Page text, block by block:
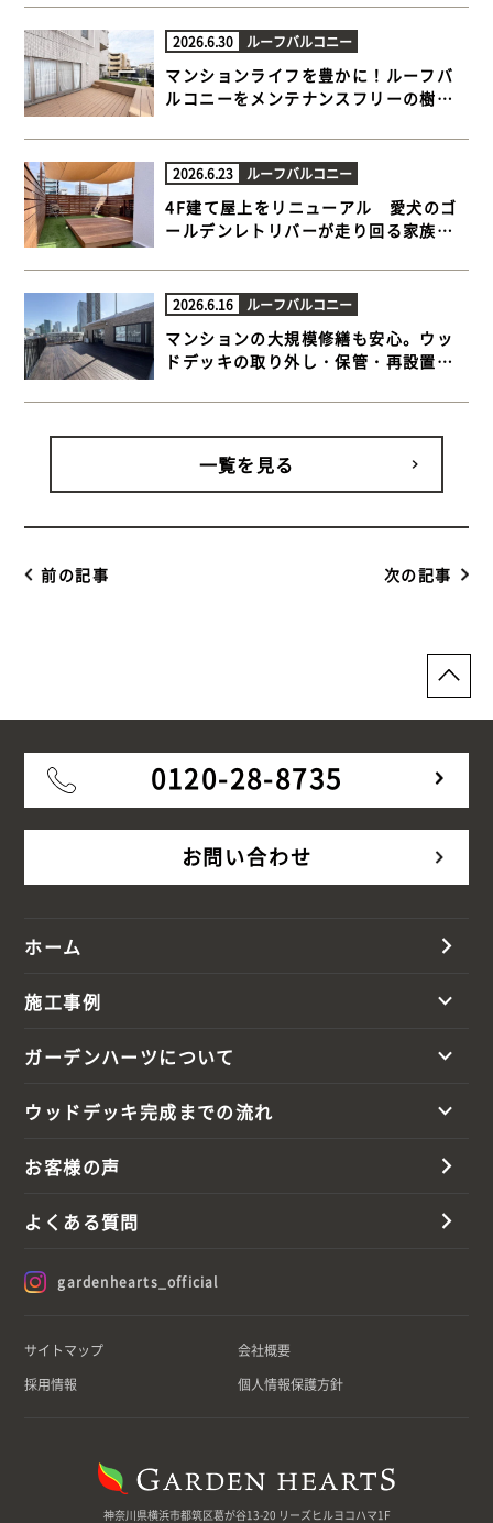
区 一戸建て屋上 樹脂木デッキ】
2026.6.30 ルーフバルコニー
マンションライフを豊かに！ルーフバ
ルコニーをメンテナンスフリーの樹脂
スに【目黒区 マンションルーフバルコ
ニー 樹脂木デッキ 】
2026.6.23 ルーフバルコニー
4F建て屋上をリニューアル 愛犬のゴ
ールデンレトリバーが走り回る家族だ
屋上 ウッドデッキ】
2026.6.16 ルーフバルコニー
マンションの大規模修繕も安心。ウッ
ドデッキの取り外し・保管・再設置ま
ンルーフバルコニー ウッドデッキ】
一覧を見る
前の記事 次の記事
0120-28-8735
お問い合わせ
ホーム
施工事例
ガーデンハーツについて
ウッドデッキ完成までの流れ
お客様の声
よくある質問
gardenhearts_official
サイトマップ
会社概要
採用情報
個人情報保護方針
神奈川県横浜市都筑区葛が谷13-20 リーズヒルヨコハマ1F